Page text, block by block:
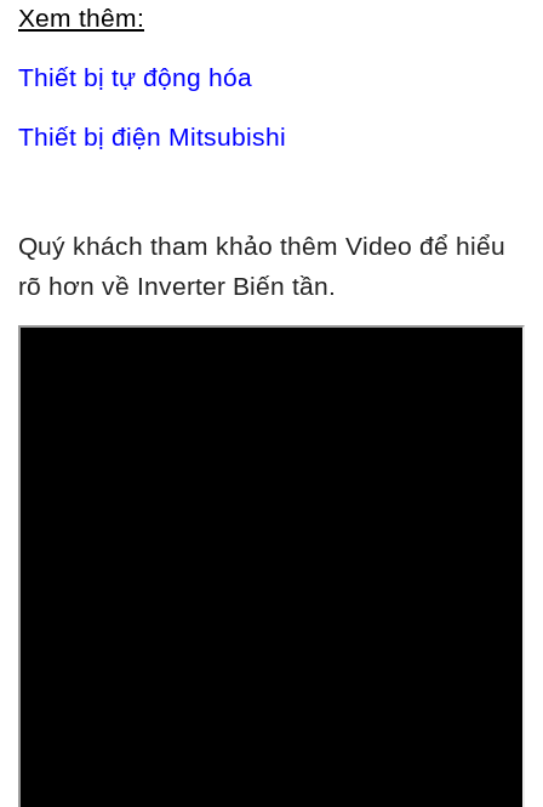
Xem thêm:
Thiết bị tự động hóa
Thiết bị điện Mitsubishi
Quý khách tham khảo thêm Video để hiểu
rõ hơn về Inverter Biến tần.